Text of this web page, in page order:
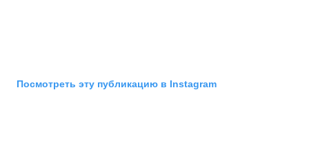
Посмотреть эту публикацию в Instagram